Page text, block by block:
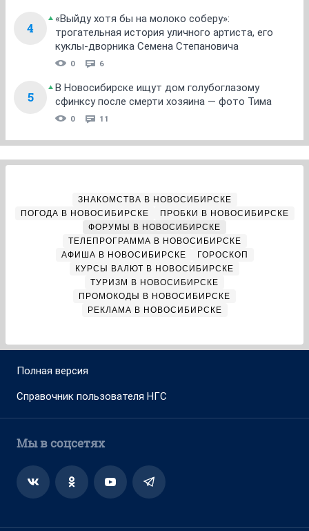
4
«Выйду хотя бы на молоко соберу»:
трогательная история уличного артиста, его
куклы-дворника Семена Степановича
0 6
5
В Новосибирске ищут дом голубоглазому
сфинксу после смерти хозяина — фото Тима
0 11
ЗНАКОМСТВА В НОВОСИБИРСКЕ
ПОГОДА В НОВОСИБИРСКЕ
ПРОБКИ В НОВОСИБИРСКЕ
ФОРУМЫ В НОВОСИБИРСКЕ
ТЕЛЕПРОГРАММА В НОВОСИБИРСКЕ
АФИША В НОВОСИБИРСКЕ
ГОРОСКОП
КУРСЫ ВАЛЮТ В НОВОСИБИРСКЕ
ТУРИЗМ В НОВОСИБИРСКЕ
ПРОМОКОДЫ В НОВОСИБИРСКЕ
РЕКЛАМА В НОВОСИБИРСКЕ
Полная версия
Справочник пользователя НГС
Мы в соцсетях